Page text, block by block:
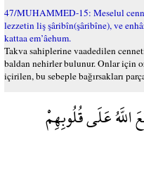
47/MUHAMMED-15: Meselul
lezzetin liş şâribîn(şâribîne), ve
kattaa em’âehum.
Takva sahiplerine vaadedilen
baldan nehirler bulunur. Onlar için
içirilen, bu sebeple bağırsakları
عَلَى قُلُوبِهِمْ